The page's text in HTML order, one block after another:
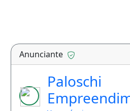
Anunciante
Paloschi